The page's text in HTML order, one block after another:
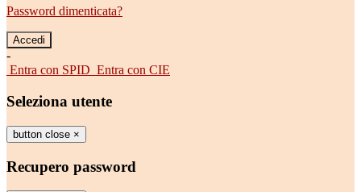
Password dimenticata?
-
Entra con SPID Entra con CIE
Seleziona utente
button close ×
Recupero password